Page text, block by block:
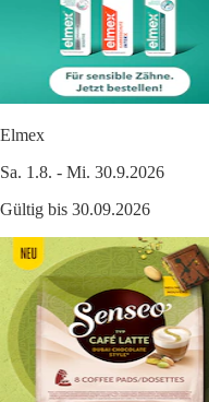
Elmex
Sa. 1.8. - Mi. 30.9.2026
Gültig bis 30.09.2026